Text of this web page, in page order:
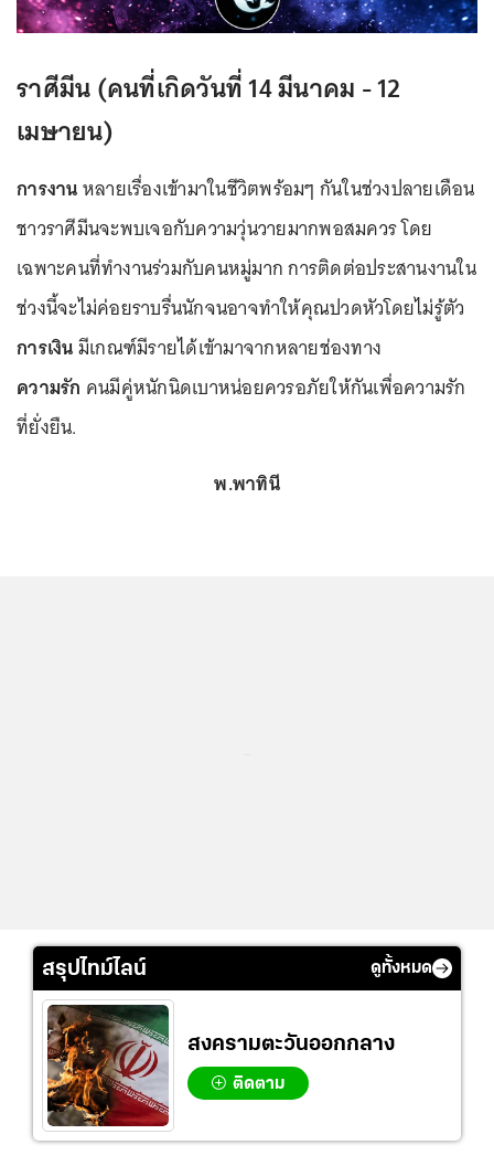
ราศีมีน (คนที่เกิดวันที่ 14 มีนาคม - 12
เมษายน)
การงานหลายเรื่องเข้ามาในชีวิตพร้อมๆ กันในช่วงปลายเดือน
ชาวราศีมีนจะพบเจอกับความวุ่นวายมากพอสมควร โดย
เฉพาะคนที่ทำงานร่วมกับคนหมู่มาก การติดต่อประสานงานใน
ช่วงนี้จะไม่ค่อยราบรื่นนักจนอาจทำให้คุณปวดหัวโดยไม่รู้ตัว
การเงินมีเกณฑ์มีรายได้เข้ามาจากหลายช่องทาง
ความรัก คนมีคู่หนักนิดเบาหน่อยควรอภัยให้กันเพื่อความรัก
ที่ยั่งยืน.
พ.พาทินี
สรุปไทม์ไลน์ ดูทั้งหมด
สงครามตะวันออกกลาง
ติดตาม